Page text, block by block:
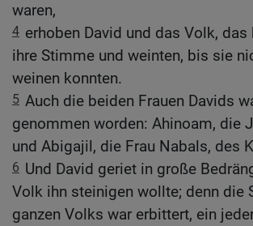
waren,
4 erhoben David und das Volk, das
ihre Stimme und weinten, bis sie
weinen konnten.
5 Auch die beiden Frauen Davids
genommen worden: Ahinoam, die
und Abigajil, die Frau Nabals, des
6 Und David geriet in große
Volk ihn steinigen wollte; denn die
ganzen Volks war erbittert, ein